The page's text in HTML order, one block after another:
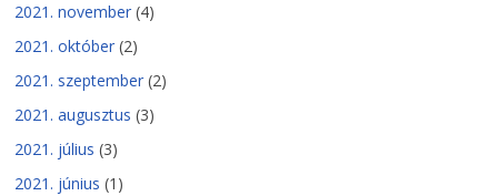
2021. november (4)
2021. október (2)
2021. szeptember (2)
2021. augusztus (3)
2021. július (3)
2021. június (1)